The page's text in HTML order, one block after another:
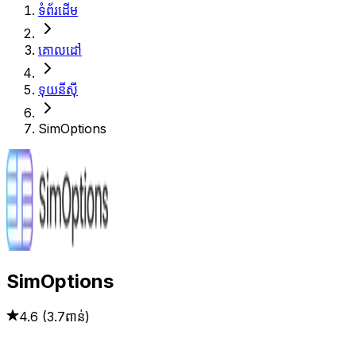
ទំព័រដើម
គោលដៅ
ទុយនីស៊ី
SimOptions
SimOptions
4.6 (3.7ពាន់)